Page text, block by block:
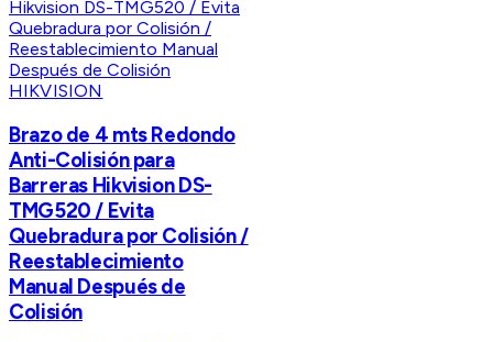
HIKVISION
Brazo de 4 mts Redondo
Anti-Colisión para
Barreras Hikvision DS-
TMG520 / Evita
Quebradura por Colisión /
Reestablecimiento
Manual Después de
Colisión